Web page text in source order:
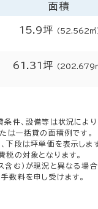
面積
15.9坪 （52.562㎡
61.31坪 （202.679
件、設備等は状況によ
は一括貸の面積例です。
段は坪単価を表示します
の対象となります。
む）が現況と異なる場合
数料を申し受けます。